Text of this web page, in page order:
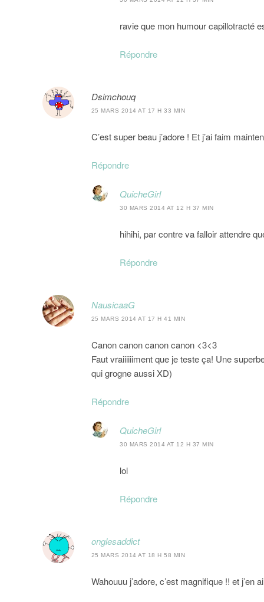
ravie que mon humour capillotracté
Répondre
Dsimchouq
25 MARS 2014 AT 17 H 33 MIN
C’est super beau j’adore ! Et j’ai faim
Répondre
QuicheGirl
30 MARS 2014 AT 12 H 37 MIN
hihihi, par contre va falloir attendre
Répondre
NausicaaG
25 MARS 2014 AT 17 H 41 MIN
Canon canon canon canon <3<3
Faut vraiiiiiiment que je teste ça! Une
qui grogne aussi XD)
Répondre
QuicheGirl
30 MARS 2014 AT 12 H 37 MIN
lol
Répondre
onglesaddict
25 MARS 2014 AT 18 H 58 MIN
Wahouuu j’adore, c’est magnifique !! et